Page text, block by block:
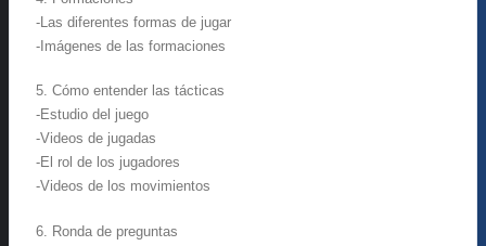
-Las diferentes formas de jugar
-Imágenes de las formaciones
5. Cómo entender las tácticas
-Estudio del juego
-Videos de jugadas
-El rol de los jugadores
-Videos de los movimientos
6. Ronda de preguntas